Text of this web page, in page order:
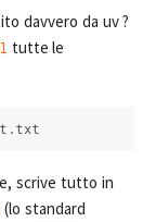
davvero da uv ?
tutte le
scrive tutto in
(lo standard